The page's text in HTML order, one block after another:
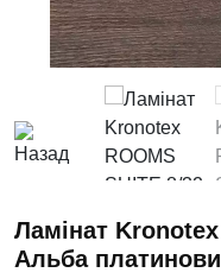
Ламінат
Альба